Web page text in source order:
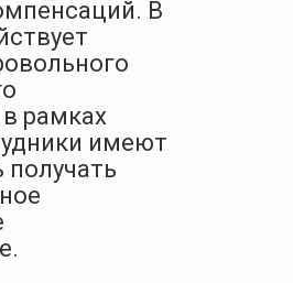
В
рамках
имеют